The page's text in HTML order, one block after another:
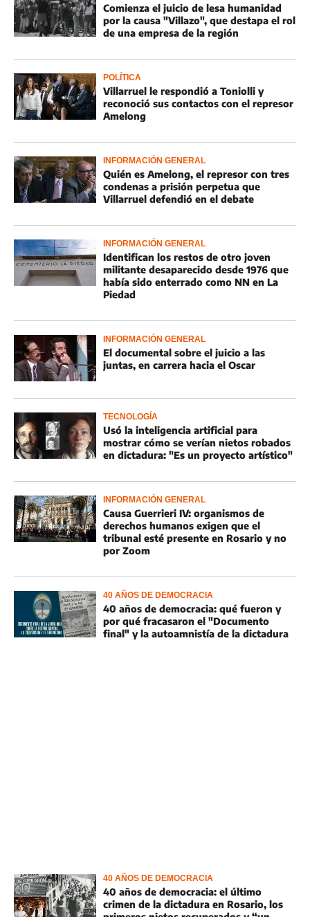
Comienza el juicio de lesa humanidad
por la causa "Villazo", que destapa el rol
de una empresa de la región
POLÍTICA
Villarruel le respondió a Toniolli y
reconoció sus contactos con el represor
Amelong
INFORMACIÓN GENERAL
Quién es Amelong, el represor con tres
condenas a prisión perpetua que
Villarruel defendió en el debate
INFORMACIÓN GENERAL
Identifican los restos de otro joven
militante desaparecido desde 1976 que
había sido enterrado como NN en La
Piedad
INFORMACIÓN GENERAL
El documental sobre el juicio a las
juntas, en carrera hacia el Oscar
TECNOLOGÍA
Usó la inteligencia artificial para
mostrar cómo se verían nietos robados
en dictadura: "Es un proyecto artístico"
INFORMACIÓN GENERAL
Causa Guerrieri IV: organismos de
derechos humanos exigen que el
tribunal esté presente en Rosario y no
por Zoom
40 AÑOS DE DEMOCRACIA
40 años de democracia: qué fueron y
por qué fracasaron el "Documento
final" y la autoamnistía de la dictadura
40 AÑOS DE DEMOCRACIA
40 años de democracia: el último
crimen de la dictadura en Rosario, los